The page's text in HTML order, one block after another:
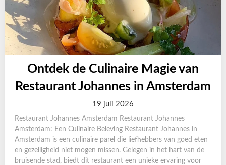
Ontdek de Culinaire Magie van
Restaurant Johannes in Amsterdam
19 juli 2026
Restaurant Johannes Amsterdam Restaurant Johannes
Amsterdam: Een Culinaire Beleving Restaurant Johannes in
Amsterdam is een culinaire parel die liefhebbers van goed eten
en gezelligheid niet mogen missen. Gelegen in het hart van de
bruisende stad, biedt dit restaurant een unieke ervaring voor